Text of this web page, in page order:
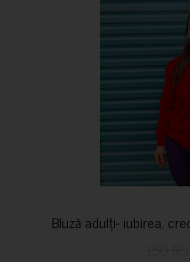
Bluză adulți- iubirea,